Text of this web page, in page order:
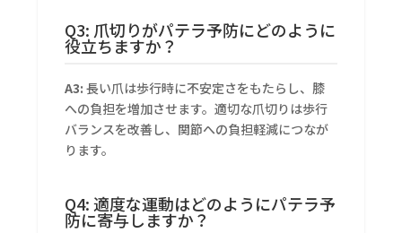
Q3: 爪切りがパテラ予防にどのように
役立ちますか？
A3: 長い爪は歩行時に不安定さをもたらし、膝
への負担を増加させます。適切な爪切りは歩行
バランスを改善し、関節への負担軽減につなが
ります。
Q4: 適度な運動はどのようにパテラ予
防に寄与しますか？